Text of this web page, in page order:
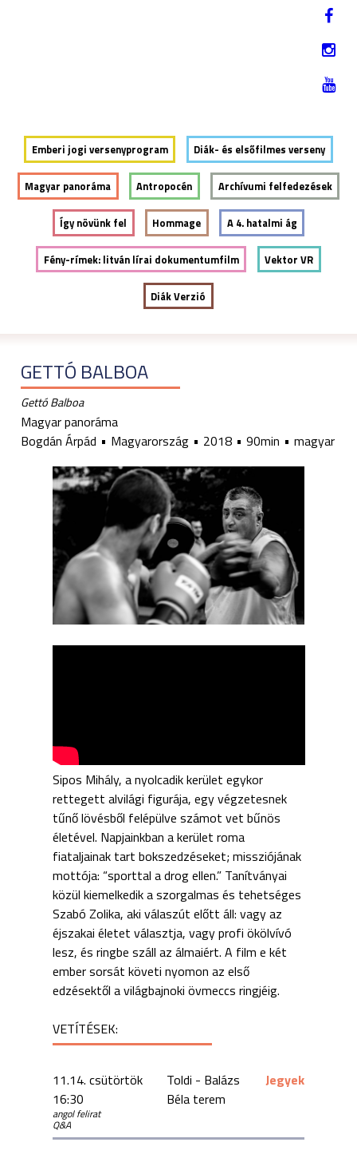
Emberi jogi versenyprogram Diák- és elsőfilmes verseny
Magyar panoráma Antropocén Archívumi felfedezések
Így növünk fel Hommage A 4. hatalmi ág
Fény-rímek: litván lírai dokumentumfilm Vektor VR
Diák Verzió
GETTÓ BALBOA
Gettó Balboa
Magyar panoráma
Bogdán Árpád
Magyarország 2018 90min magyar
Sipos Mihály, a nyolcadik kerület egykor
rettegett alvilági figurája, egy végzetesnek
tűnő lövésből felépülve számot vet bűnös
életével. Napjainkban a kerület roma
fiataljainak tart bokszedzéseket; missziójának
mottója: “sporttal a drog ellen.” Tanítványai
közül kiemelkedik a szorgalmas és tehetséges
Szabó Zolika, aki válaszút előtt áll: vagy az
éjszakai életet választja, vagy profi ökölvívó
lesz, és ringbe száll az álmaiért. A film e két
ember sorsát követi nyomon az első
edzésektől a világbajnoki övmeccs ringjéig.
VETÍTÉSEK:
11.14. csütörtök
16:30
Toldi - Balázs
Béla terem
Jegyek
angol felirat
Q&A